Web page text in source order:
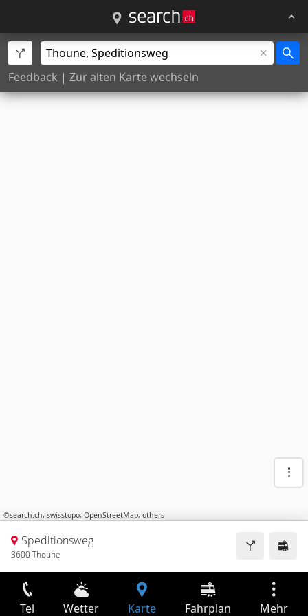
Feedback | Zur alten Karte wechseln
©search.ch, swisstopo, OpenStreetMap, others
Speditionsweg
3600 Thoune
Tel Wetter Karte Fahrplan Mehr